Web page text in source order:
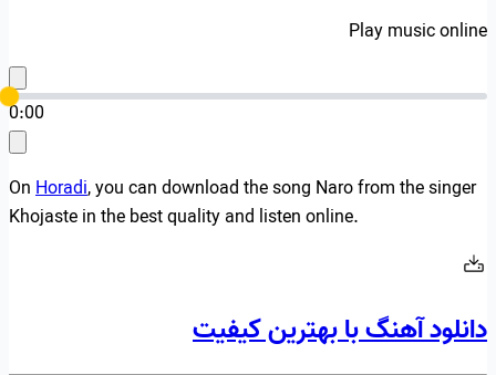
Play music online
0:00
OnHoradi, you can download the song Naro from the singer
Khojaste in the best quality and listen online.
دانلود آهنگ با بهترین کیفیت